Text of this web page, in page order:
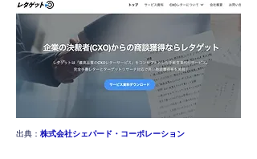
出典： 株式会社シェパード・コーポレーション